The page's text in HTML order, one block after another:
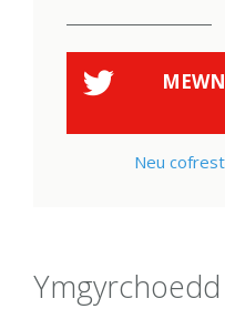
Neu
Ymgyrchoedd